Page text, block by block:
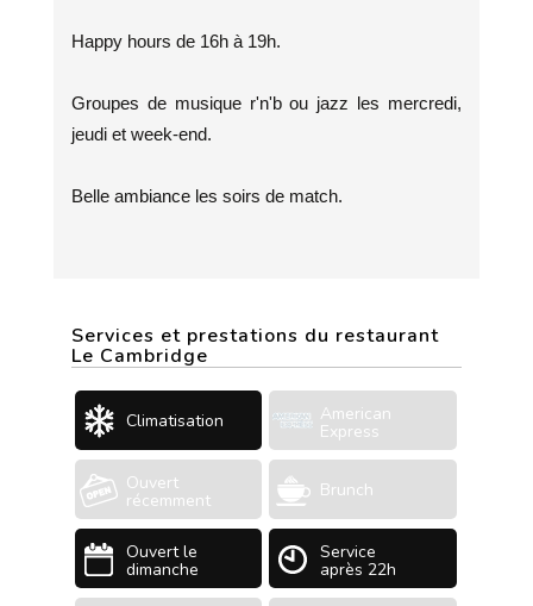
Happy hours de 16h à 19h.
Groupes de musique r'n'b ou jazz les mercredi,
jeudi et week-end.
Belle ambiance les soirs de match.
Services et prestations du restaurant
Le Cambridge
Climatisation American
Express
Ouvert
récemment Brunch
Ouvert le
dimanche
Service
après 22h